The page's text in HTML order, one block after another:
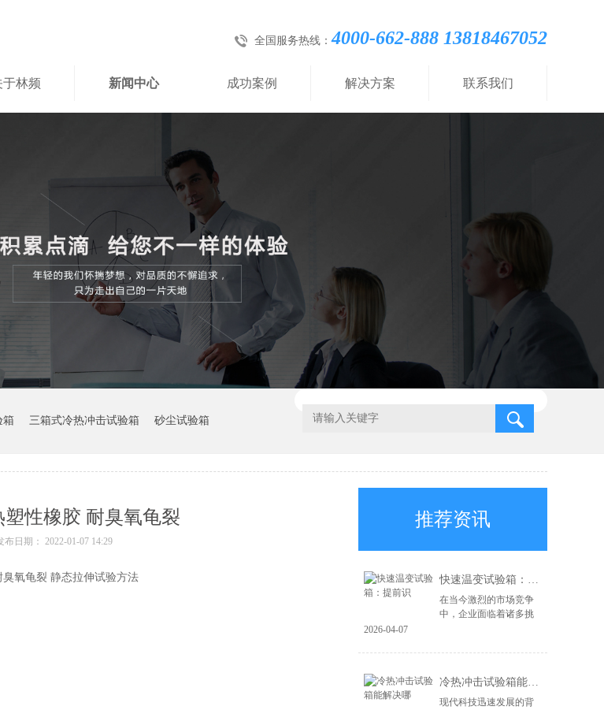
全国服务热线：4000-662-888 13818467052
于林频 新闻中心 成功案例 解决方案 联系我们
箱 三箱式冷热冲击试验箱 砂尘试验箱
塑性橡胶 耐臭氧龟裂
布日期： 2022-01-07 14:29
臭氧龟裂 静态拉伸试验方法
推荐资讯
快速温变试验箱：提前识
在当今激烈的市场竞争
中，企业面临着诸多挑
市场上立于不败之地，
风险识别能力和高...
2026-04-07
冷热冲击试验箱能解决哪
现代科技迅速发展的背